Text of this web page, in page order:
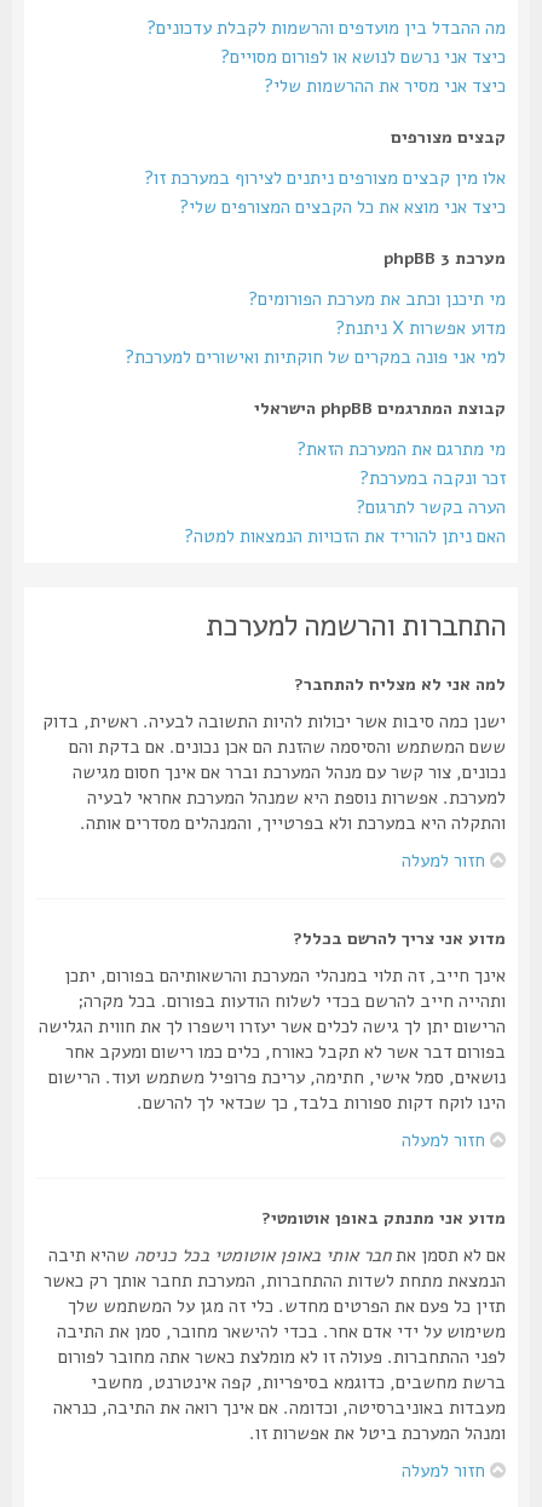
מה ההבדל בין מועדפים והרשמות לקבלת עדכונים?
כיצד אני נרשם לנושא או לפורום מסויים?
כיצד אני מסיר את ההרשמות שלי?
קבצים מצורפים
אלו מין קבצים מצורפים ניתנים לצירוף במערכת זו?
כיצד אני מוצא את כל הקבצים המצורפים שלי?
מערכת phpBB 3
מי תיכנן וכתב את מערכת הפורומים?
מדוע אפשרות X ניתנת?
למי אני פונה במקרים של חוקתיות ואישורים למערכת?
קבוצת המתרגמים phpBB הישראלי
מי מתרגם את המערכת הזאת?
זכר ונקבה במערכת?
הערה בקשר לתרגום?
האם ניתן להוריד את הזכויות הנמצאות למטה?
התחברות והרשמה למערכת
למה אני לא מצליח להתחבר?
ישנן כמה סיבות אשר יכולות להיות התשובה לבעיה. ראשית, בדוק
ששם המשתמש והסיסמה שהזנת הם אכן נכונים. אם בדקת והם
נכונים, צור קשר עם מנהל המערכת וברר אם אינך חסום מגישה
למערכת. אפשרות נוספת היא שמנהל המערכת אחראי לבעיה
והתקלה היא במערכת ולא בפרטייך, והמנהלים מסדרים אותה.
חזור למעלה
מדוע אני צריך להרשם בכלל?
אינך חייב, זה תלוי במנהלי המערכת והרשאותיהם בפורום, יתכן
ותהייה חייב להרשם בכדי לשלוח הודעות בפורום. בכל מקרה;
הרישום יתן לך גישה לכלים אשר יעזרו וישפרו לך את חווית הגלישה
בפורום דבר אשר לא תקבל כאורח, כלים כמו רישום ומעקב אחר
נושאים, סמל אישי, חתימה, עריכת פרופיל משתמש ועוד. הרישום
הינו לוקח דקות ספורות בלבד, כך שכדאי לך להרשם.
חזור למעלה
מדוע אני מתנתק באופן אוטומטי?
אם לא תסמן אתחבר אותי באופן אוטומטי בכל כניסהשהיא תיבה
הנמצאת מתחת לשדות ההתחברות, המערכת תחבר אותך רק כאשר
תזין כל פעם את הפרטים מחדש. כלי זה מגן על המשתמש שלך
משימוש על ידי אדם אחר. בכדי להישאר מחובר, סמן את התיבה
לפני ההתחברות. פעולה זו לא מומלצת כאשר אתה מחובר לפורום
ברשת מחשבים, כדוגמא בסיפריות, קפה אינטרנט, מחשבי
מעבדות באוניברסיטה, וכדומה. אם אינך רואה את התיבה, כנראה
ומנהל המערכת ביטל את אפשרות זו.
חזור למעלה